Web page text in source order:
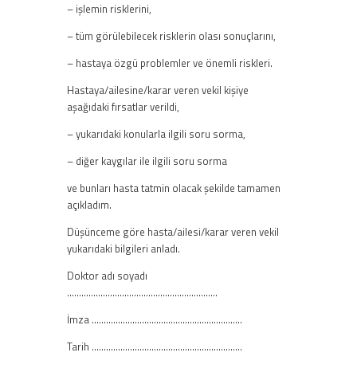
– işlemin risklerini,
– tüm görülebilecek risklerin olası sonuçlarını,
– hastaya özgü problemler ve önemli riskleri.
Hastaya/ailesine/karar veren vekil kişiye
aşağıdaki fırsatlar verildi,
– yukarıdaki konularla ilgili soru sorma,
– diğer kaygılar ile ilgili soru sorma
ve bunları hasta tatmin olacak şekilde tamamen
açıkladım.
Düşünceme göre hasta/ailesi/karar veren vekil
yukarıdaki bilgileri anladı.
Doktor adı soyadı
………………………………………………………
İmza ………………………………………………………
Tarih ………………………………………………………